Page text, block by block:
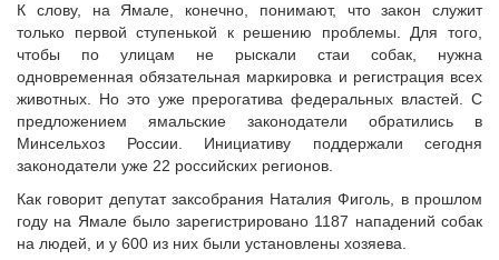
Мнение специалиста
Конкурсы Совета
Семинары Совета
Издания Совета
Вопрос-ответ
ВАРМСУ
Новости ВАРМСУ
НАСЕЛЕНИЕ И МСУ
К слову, на Ямале, конечно, понимают, что закон служит
только первой ступенькой к решению проблемы. Для того,
чтобы по улицам не рыскали стаи собак, нужна
одновременная обязательная маркировка и регистрация всех
животных. Но это уже прерогатива федеральных властей. С
предложением ямальские законодатели обратились в
Минсельхоз России. Инициативу поддержали сегодня
законодатели уже 22 российских регионов.
Как говорит депутат заксобрания Наталия Фиголь, в прошлом
году на Ямале было зарегистрировано 1187 нападений собак
на людей, и у 600 из них были установлены хозяева.